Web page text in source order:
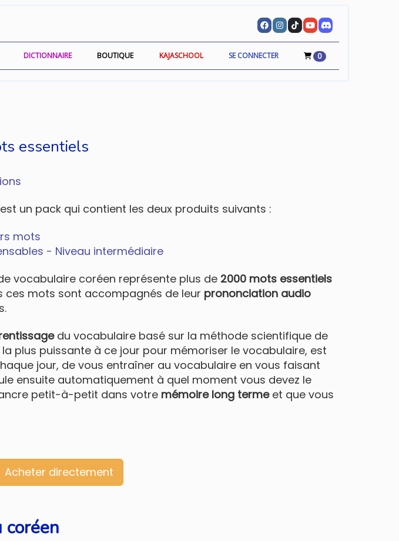
0
SE CONNECTER
KAJASCHOOL
BOUTIQUE
DICTIONNAIRE
essentiels
un pack qui contient les deux produits suivants :
mots
- Niveau intermédiaire
vocabulaire coréen représente plus de 2000 mots essentiels
ces mots sont accompagnés de leur prononciation audio
du vocabulaire basé sur la méthode scientifique de
plus puissante à ce jour pour mémoriser le vocabulaire, est
jour, de vous entraîner au vocabulaire en vous faisant
ensuite automatiquement à quel moment vous devez le
petit-à-petit dans votre mémoire long termeet que vous
directement